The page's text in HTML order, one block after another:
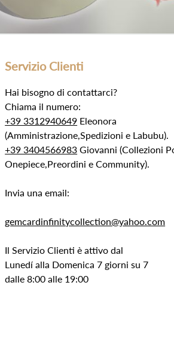
Servizio Clienti
Hai bisogno di contattarci?
Chiama il numero:
+39 3312940649 Eleonora
(Amministrazione,Spedizioni e Labubu).
+39 3404566983 Giovanni (Collezioni
Onepiece,Preordini e Community).
Invia una email:
gemcardinfinitycollection@yahoo.com
Il Servizio Clienti è attivo dal
Lunedí alla Domenica 7 giorni su 7
dalle 8:00 alle 19:00